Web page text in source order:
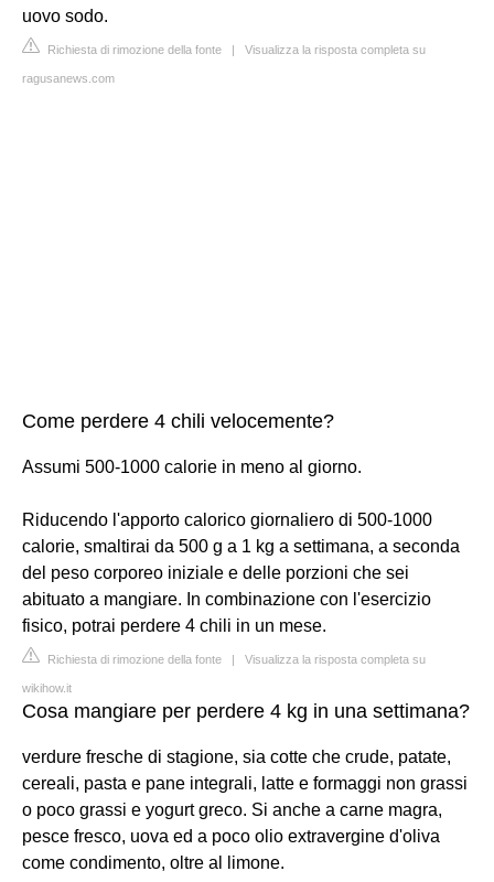
uovo sodo.
Richiesta di rimozione della fonte | Visualizza la risposta completa su
ragusanews.com
Come perdere 4 chili velocemente?
Assumi 500-1000 calorie in meno al giorno.
Riducendo l'apporto calorico giornaliero di 500-1000
calorie, smaltirai da 500 g a 1 kg a settimana, a seconda
del peso corporeo iniziale e delle porzioni che sei
abituato a mangiare. In combinazione con l'esercizio
fisico, potrai perdere 4 chili in un mese.
Richiesta di rimozione della fonte | Visualizza la risposta completa su
wikihow.it
Cosa mangiare per perdere 4 kg in una settimana?
verdure fresche di stagione, sia cotte che crude, patate,
cereali, pasta e pane integrali, latte e formaggi non grassi
o poco grassi e yogurt greco. Si anche a carne magra,
pesce fresco, uova ed a poco olio extravergine d'oliva
come condimento, oltre al limone.